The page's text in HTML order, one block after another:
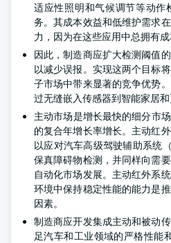
适应性照明和气候调节等动作
务。其成本效益和低维护需求
力，因为在这些应用中总拥有成
因此，制造商应扩大检测阈值
以减少误报。实现这两个目标
子市场中带来显著的竞争优势
过无缝嵌入传感器到智能家居和
主动市场是增长最快的细分市
的复合年增长率增长。主动红
以应对汽车高级驾驶辅助系统
保真障碍物检测，并同样向需
自动化市场发展。主动红外系
环境中保持稳定性能的能力是
因素。
制造商应开发集成主动和被动
足汽车和工业领域的严格性能